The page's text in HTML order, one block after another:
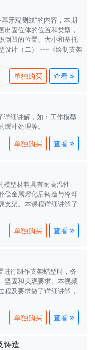
牙观测线”的内容，本期
固位体的位置和类型，
倒凹的位置、大小和基托
设计（二） ---《绘制支架
查看
详细讲解，如：工作模型
冲处理等。
查看
模型材料具有耐高温性
偿金属熔化后铸造与冷却
支架。本课程详细讲解了
查看
进行制作支架蜡型时，务
坚固和美观要求。本视频
及要求做了详细讲解，
查看
铸造